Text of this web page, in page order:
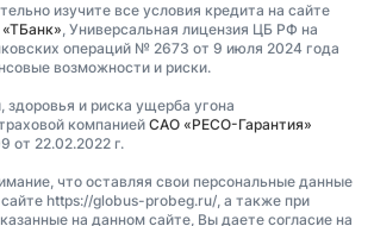
изучите все условия кредита на сайте
, Универсальная лицензия ЦБ РФ на
операций № 2673 от 9 июля 2024 года
возможности и риски.
здоровья и риска ущерба угона
компаниейСАО «РЕСО-Гарантия»
от 22.02.2022 г.
что оставляя свои персональные данные
https://globus-probeg.ru/, а также при
на данном сайте, Вы даете согласие на